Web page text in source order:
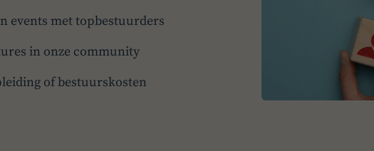
events met topbestuurders
in onze community
of bestuurskosten